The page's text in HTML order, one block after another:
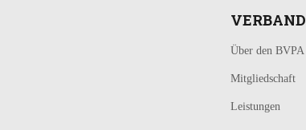
VERBAND
Über den BVPA
Mitgliedschaft
Leistungen